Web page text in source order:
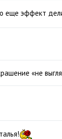
еще эффект
«не